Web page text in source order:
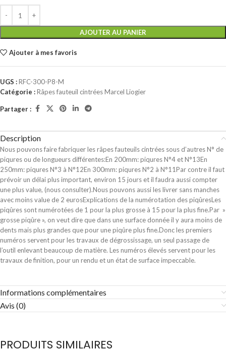
AJOUTER AU PANIER
Ajouter à mes favoris
UGS :RFC-300-P8-M
Catégorie :Râpes fauteuil cintrées Marcel Liogier
Partager :
Description
Nous pouvons faire fabriquer les râpes fauteuils cintrées sous d’autres N° de
piqures ou de longueurs différentes:En 200mm: piqures N°4 et N°13En
250mm: piqures N°3 à N°12En 300mm: piqures N°2 à N°11Par contre il faut
prévoir un délai plus important, environ 15 jours et il faudra aussi compter
une plus value, (nous consulter).Nous pouvons aussi les livrer sans manches
avec moins value de 2 eurosExplications de la numérotation des piqûresLes
piqûres sont numérotées de 1 pour la plus grosse à 15 pour la plus fine.Par »
grosse piqûre », on veut dire que dans une surface donnée il y aura moins de
dents mais plus grandes que pour une piqûre plus fine.Donc les premiers
numéros servent pour les travaux de dégrossissage, un seul passage de
l’outil enlevant beaucoup de matière. Les numéros élevés servent pour les
travaux de finition, pour un rendu et un état de surface impeccable.
Informations complémentaires
Avis (0)
PRODUITS SIMILAIRES